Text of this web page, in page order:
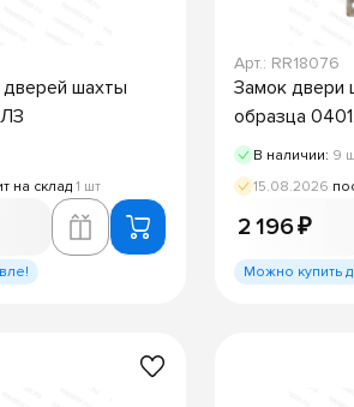
шахты
на склад 1 шт
Арт.: RR18076
Замок двери
образца
В наличии: 9
15.08.2026
2 196 ₽
Можно купить